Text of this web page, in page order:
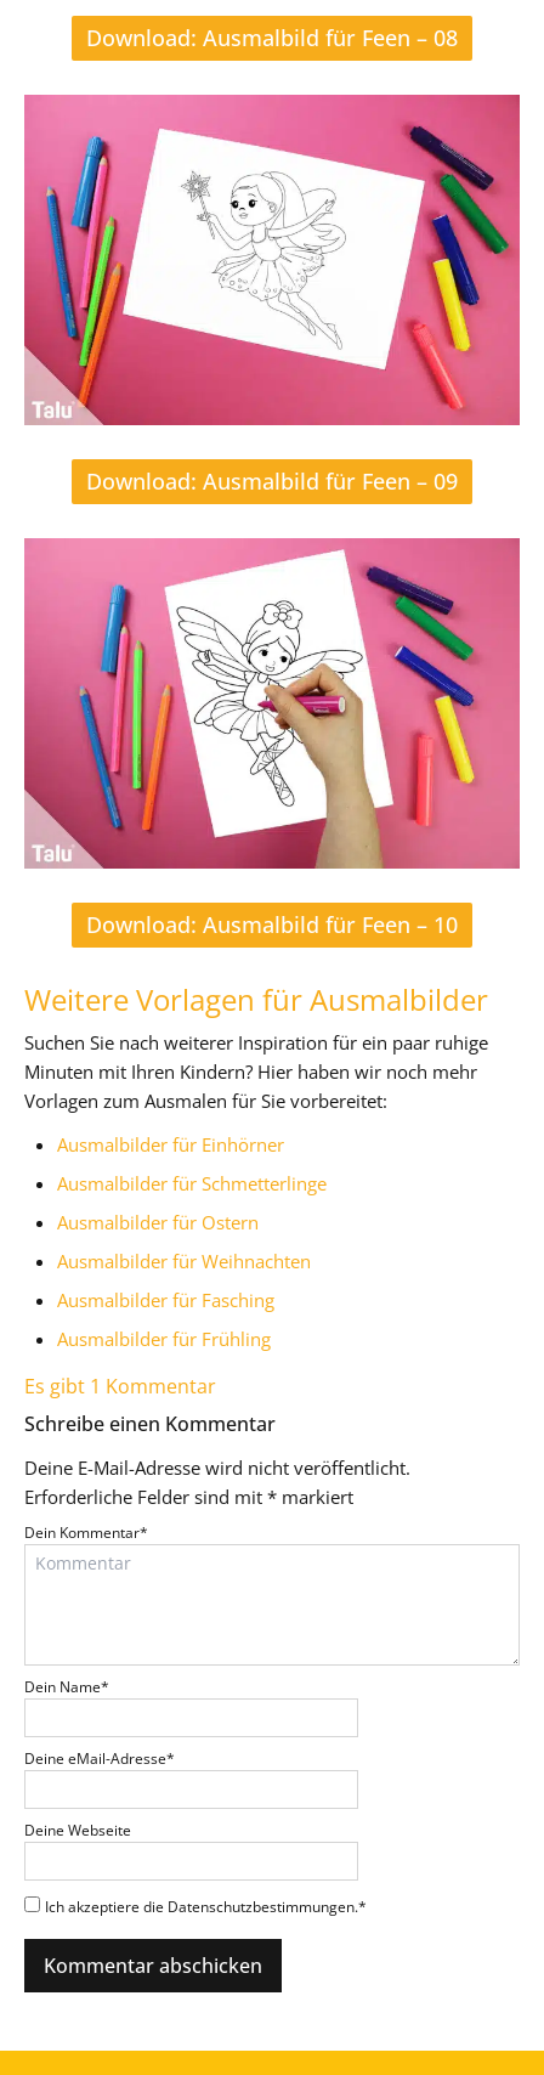
Download: Ausmalbild für Feen – 08
Download: Ausmalbild für Feen – 09
Download: Ausmalbild für Feen – 10
Weitere Vorlagen für Ausmalbilder
Suchen Sie nach weiterer Inspiration für ein paar ruhige
Minuten mit Ihren Kindern? Hier haben wir noch mehr
Vorlagen zum Ausmalen für Sie vorbereitet:
Ausmalbilder für Einhörner
Ausmalbilder für Schmetterlinge
Ausmalbilder für Ostern
Ausmalbilder für Weihnachten
Ausmalbilder für Fasching
Ausmalbilder für Frühling
Es gibt 1 Kommentar
Schreibe einen Kommentar
Deine E-Mail-Adresse wird nicht veröffentlicht.
Erforderliche Felder sind mit * markiert
Dein Kommentar*
Dein Name*
Deine eMail-Adresse*
Deine Webseite
Ich akzeptiere die Datenschutzbestimmungen.*